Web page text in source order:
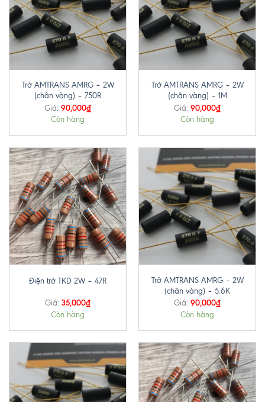
Trở AMTRANS AMRG – 2W
(chân vàng) – 750R
Giá: 90,000₫
Còn hàng
Trở AMTRANS AMRG – 2W
(chân vàng) – 1M
Giá: 90,000₫
Còn hàng
Điện trở TKD 2W – 47R
Giá: 35,000₫
Còn hàng
Trở AMTRANS AMRG – 2W
(chân vàng) – 5.6K
Giá: 90,000₫
Còn hàng